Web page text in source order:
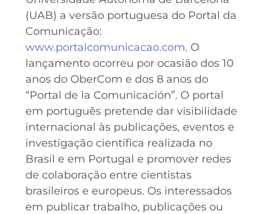
(UAB) a versão portuguesa do Portal da
Comunicação:
www.portalcomunicacao.com. O
lançamento ocorreu por ocasião dos 10
anos do OberCom e dos 8 anos do
“Portal de la Comunicación”. O portal
em português pretende dar visibilidade
internacional às publicações, eventos e
investigação científica realizada no
Brasil e em Portugal e promover redes
de colaboração entre cientistas
brasileiros e europeus. Os interessados
em publicar trabalho, publicações ou